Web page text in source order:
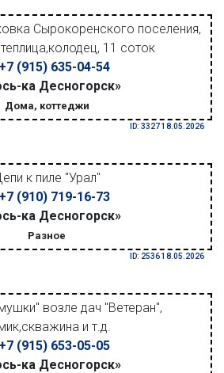
Сырокоренского поселения,
11 соток
(915) 635-04-54
ка Десногорск»
Дома, коттеджи
ID: 3327 18.05.2026
к пиле "Урал"
(910) 719-16-73
ка Десногорск»
Разное
ID: 2536 18.05.2026
возле дач "Ветеран",
и т.д.
(915) 653-05-05
ка Десногорск»